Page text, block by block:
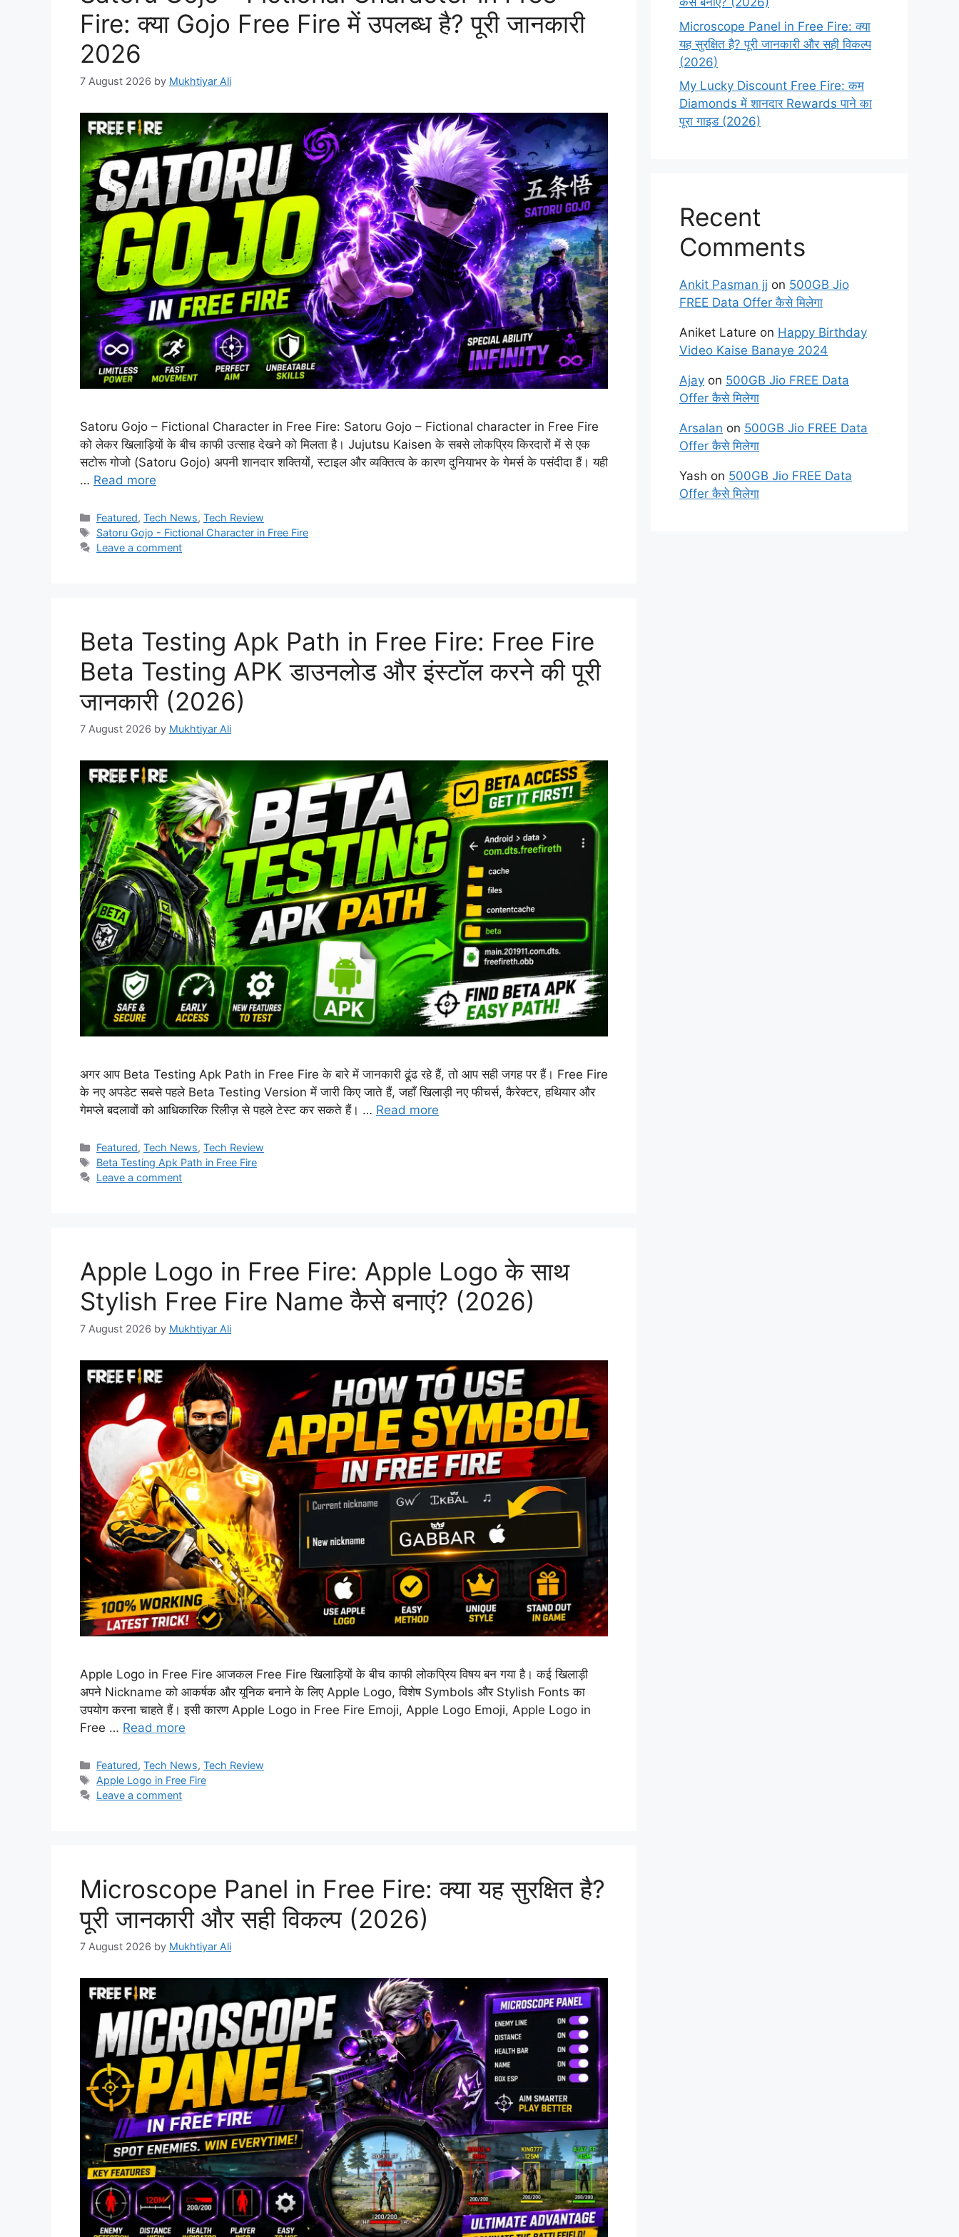
Fire: क्या Gojo Free Fire में उपलब्ध है? पूरी जानकारी
2026
7 August 2026 by Mukhtiyar Ali
Satoru Gojo – Fictional Character in Free Fire: Satoru Gojo – Fictional character in Free Fire
को लेकर खिलाड़ियों के बीच काफी उत्साह देखने को मिलता है। Jujutsu Kaisen के सबसे लोकप्रिय किरदारों में से एक
सटोरू गोजो (Satoru Gojo) अपनी शानदार शक्तियों, स्टाइल और व्यक्तित्व के कारण दुनियाभर के गेमर्स के पसंदीदा हैं। यही
… Read more
Categories
Featured,Tech News,Tech Review
Tags
Satoru Gojo - Fictional Character in Free Fire
Leave a comment
Beta Testing Apk Path in Free Fire: Free Fire
Beta Testing APK डाउनलोड और इंस्टॉल करने की पूरी
जानकारी (2026)
7 August 2026 by Mukhtiyar Ali
अगर आप Beta Testing Apk Path in Free Fire के बारे में जानकारी ढूंढ रहे हैं, तो आप सही जगह पर हैं। Free Fire
के नए अपडेट सबसे पहले Beta Testing Version में जारी किए जाते हैं, जहाँ खिलाड़ी नए फीचर्स, कैरेक्टर, हथियार और
गेमप्ले बदलावों को आधिकारिक रिलीज़ से पहले टेस्ट कर सकते हैं। … Read more
Categories
Featured,Tech News,Tech Review
Tags
Beta Testing Apk Path in Free Fire
Leave a comment
Apple Logo in Free Fire: Apple Logo के साथ
Stylish Free Fire Name कैसे बनाएं? (2026)
7 August 2026 by Mukhtiyar Ali
Apple Logo in Free Fire आजकल Free Fire खिलाड़ियों के बीच काफी लोकप्रिय विषय बन गया है। कई खिलाड़ी
अपने Nickname को आकर्षक और यूनिक बनाने के लिए Apple Logo, विशेष Symbols और Stylish Fonts का
उपयोग करना चाहते हैं। इसी कारण Apple Logo in Free Fire Emoji, Apple Logo Emoji, Apple Logo in
Free … Read more
Categories
Featured,Tech News,Tech Review
Tags
Apple Logo in Free Fire
Leave a comment
Microscope Panel in Free Fire: क्या यह सुरक्षित है?
पूरी जानकारी और सही विकल्प (2026)
7 August 2026 by Mukhtiyar Ali
Microscope Panel in Free Fire: क्या
यह सुरक्षित है? पूरी जानकारी और सही विकल्प
(2026)
My Lucky Discount Free Fire: कम
Diamonds में शानदार Rewards पाने का
पूरा गाइड (2026)
Recent
Comments
Ankit Pasman jj on 500GB Jio
FREE Data Offer कैसे मिलेगा
Aniket Lature on Happy Birthday
Video Kaise Banaye 2024
Ajay on 500GB Jio FREE Data
Offer कैसे मिलेगा
Arsalan on 500GB Jio FREE Data
Offer कैसे मिलेगा
Yash on 500GB Jio FREE Data
Offer कैसे मिलेगा